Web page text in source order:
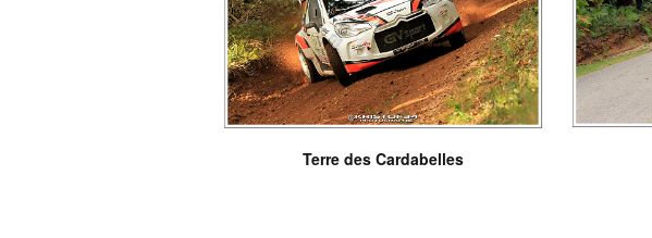
Terre des Cardabelles